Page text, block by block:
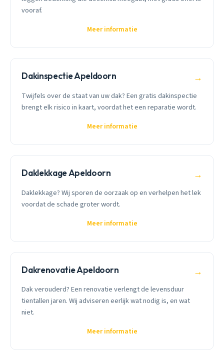
vooraf.
Meer informatie
Dakinspectie Apeldoorn →
Twijfels over de staat van uw dak? Een gratis dakinspectie
brengt elk risico in kaart, voordat het een reparatie wordt.
Meer informatie
Daklekkage Apeldoorn →
Daklekkage? Wij sporen de oorzaak op en verhelpen het lek
voordat de schade groter wordt.
Meer informatie
Dakrenovatie Apeldoorn →
Dak verouderd? Een renovatie verlengt de levensduur
tientallen jaren. Wij adviseren eerlijk wat nodig is, en wat
niet.
Meer informatie